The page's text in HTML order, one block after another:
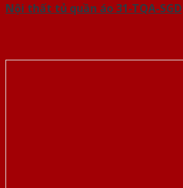
Nội thất tủ quần áo 31-TQA-SGD